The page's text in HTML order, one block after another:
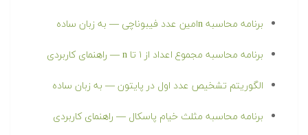
برنامه محاسبه nامین عدد فیبوناچی — به زبان ساده
برنامه محاسبه مجموع اعداد از ۱ تا n — راهنمای کاربردی
الگوریتم تشخیص عدد اول در پایتون — به زبان ساده
برنامه محاسبه مثلث خیام پاسکال — راهنمای کاربردی